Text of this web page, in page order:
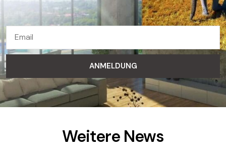
ANMELDUNG
Weitere News